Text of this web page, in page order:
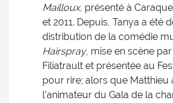
Mailloux, présenté à
et 2011. Depuis, Tanya a été
distribution de la comédie
Hairspray, mise en scène
Filiatrault et présentée au
pour rire; alors que Matthieu
l’animateur du Gala de la